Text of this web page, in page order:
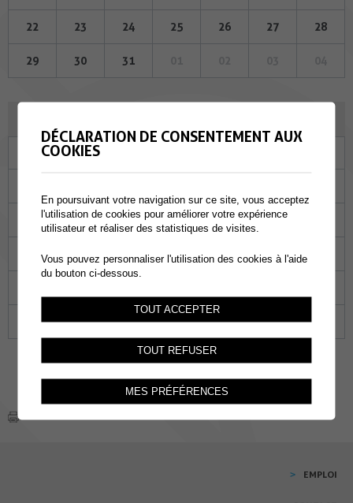
22 23 24 25 26 27 28
29 30 31
Ma
06 07 08 09 10
15 16 17
27 28 29 30 01
EMPLOI
DÉCLARATION DE CONSENTEMENT AUX
COOKIES
En poursuivant votre navigation sur ce site, vous acceptez
l'utilisation de cookies pour améliorer votre expérience
utilisateur et réaliser des statistiques de visites.
Vous pouvez personnaliser l'utilisation des cookies à l'aide
du bouton ci-dessous.
TOUT ACCEPTER
TOUT REFUSER
MES PRÉFÉRENCES